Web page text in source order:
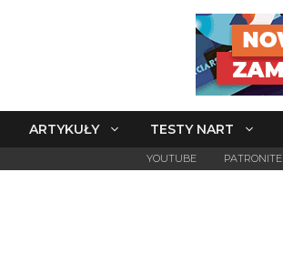
ARTYKUŁY TESTY NART
YOUTUBE PATRONITE